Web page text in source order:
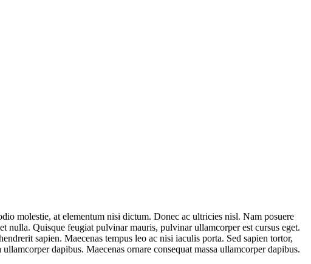
molestie, at elementum nisi dictum. Donec ac ultricies nisl. Nam posuere
nulla. Quisque feugiat pulvinar mauris, pulvinar ullamcorper est cursus eget.
sapien. Maecenas tempus leo ac nisi iaculis porta. Sed sapien tortor,
dapibus. Maecenas ornare consequat massa ullamcorper dapibus.